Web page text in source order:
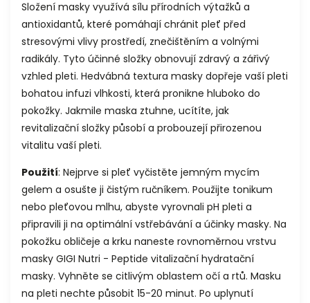
Složení masky využívá sílu přírodních výtažků a
antioxidantů, které pomáhají chránit pleť před
stresovými vlivy prostředí, znečištěním a volnými
radikály. Tyto účinné složky obnovují zdravý a zářivý
vzhled pleti. Hedvábná textura masky dopřeje vaší pleti
bohatou infuzi vlhkosti, která pronikne hluboko do
pokožky. Jakmile maska ztuhne, ucítíte, jak
revitalizační složky působí a probouzejí přirozenou
vitalitu vaší pleti.
Použití: Nejprve si pleť vyčistěte jemným mycím
gelem a osušte ji čistým ručníkem. Použijte tonikum
nebo pleťovou mlhu, abyste vyrovnali pH pleti a
připravili ji na optimální vstřebávání a účinky masky. Na
pokožku obličeje a krku naneste rovnoměrnou vrstvu
masky GIGI Nutri - Peptide vitalizační hydratační
masky. Vyhněte se citlivým oblastem očí a rtů. Masku
na pleti nechte působit 15-20 minut. Po uplynutí